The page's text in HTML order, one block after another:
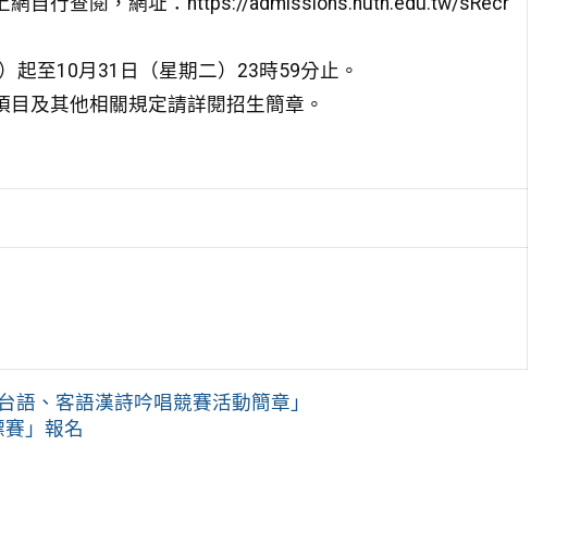
起至10月31日（星期二） 23時59分止。
目及其他相關規定請詳閱招生簡章 。
語、客語漢詩吟唱競賽活動簡章」
賽」報名